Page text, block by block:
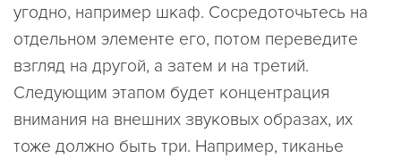
угодно, например шкаф. Сосредоточьтесь на
отдельном элементе его, потом переведите
взгляд на другой, а затем и на третий.
Следующим этапом будет концентрация
внимания на внешних звуковых образах, их
тоже должно быть три. Например, тиканье